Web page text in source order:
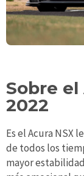
Sobre el
2022
Es el Acura NSX
de todos los
mayor